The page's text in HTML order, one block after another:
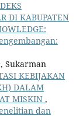
DI KABUPATEN
Sukarman
KEBIJAKAN
DALAM
MISKIN ,
dan